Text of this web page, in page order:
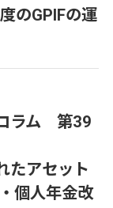
のGPIFの運
ラム 第39
たアセット
個人年金改